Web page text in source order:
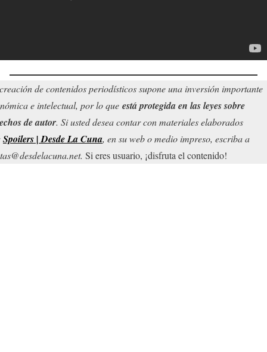
de contenidos periodísticos supone una inversión importante
e intelectual, por lo que está protegida en las leyes sobre
de autor. Si usted desea contar con materiales elaborados
Spoilers | Desde La Cuna, en su web o medio impreso, escriba a
Si eres usuario, ¡disfruta el contenido!